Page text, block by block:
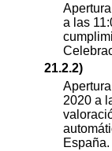
a las
21.2.2)
2020 a
España.